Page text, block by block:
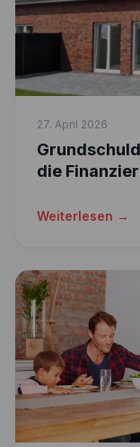
27. April 2026
die
Weiterlesen →